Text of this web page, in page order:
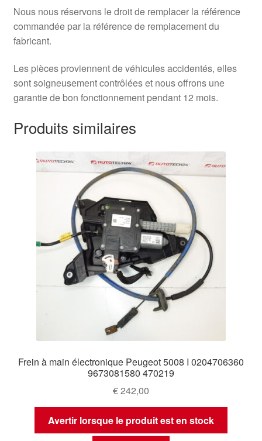
Nous nous réservons le droit de remplacer la référence
commandée par la référence de remplacement du
fabricant.
Les pièces proviennent de véhicules accidentés, elles
sont soigneusement contrôlées et nous offrons une
garantie de bon fonctionnement pendant 12 mois.
Produits similaires
Frein à main électronique Peugeot 5008 I 0204706360
9673081580 470219
€242,00
Avertir lorsque le produit est en stock